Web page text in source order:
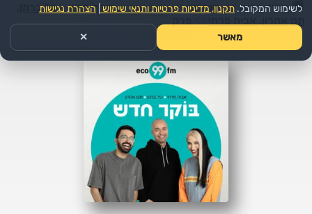
עמוד הבית >> קומדיה >>הפודקאסט: בוקר חדש - טל ברמן,
לשימוש המקובל. תקנון, מדיניות פרטיות ותנאי שימוש הצהרת נגישות
מאשר ✕